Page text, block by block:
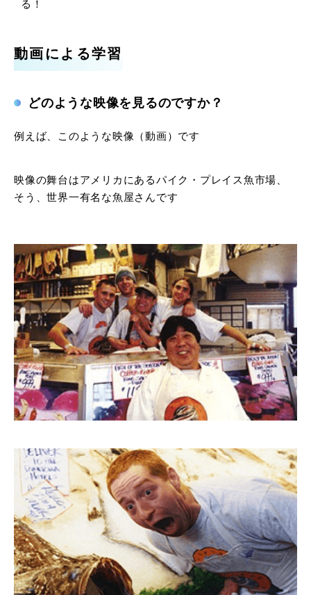
る！
動画による学習
どのような映像を見るのですか？
例えば、このような映像（動画）です
映像の舞台はアメリカにあるパイク・プレイス魚市場、
そう、世界一有名な魚屋さんです